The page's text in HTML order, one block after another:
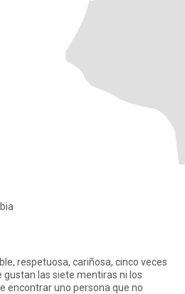
respetuosa, cariñosa, cinco veces
las siete mentiras ni los